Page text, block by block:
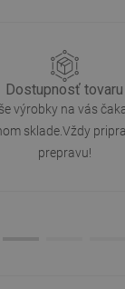
Dostupnosť tovaru
výrobky na vás
sklade.Vždy
prepravu!